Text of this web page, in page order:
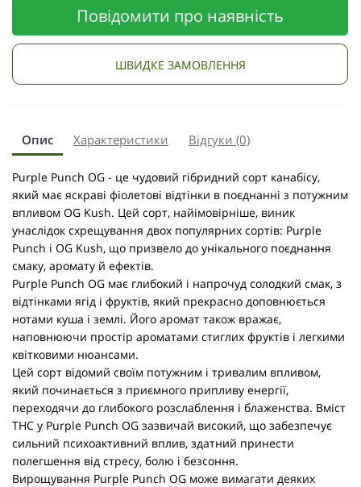
Повідомити про наявність
ШВИДКЕ ЗАМОВЛЕННЯ
Опис Характеристики Відгуки (0)
Purple Punch OG - це чудовий гібридний сорт канабісу,
який має яскраві фіолетові відтінки в поєднанні з потужним
впливом OG Kush. Цей сорт, найімовірніше, виник
унаслідок схрещування двох популярних сортів: Purple
Punch і OG Kush, що призвело до унікального поєднання
смаку, аромату й ефектів.
Purple Punch OG має глибокий і напрочуд солодкий смак, з
відтінками ягід і фруктів, який прекрасно доповнюється
нотами куша і землі. Його аромат також вражає,
наповнюючи простір ароматами стиглих фруктів і легкими
квітковими нюансами.
Цей сорт відомий своїм потужним і тривалим впливом,
який починається з приємного припливу енергії,
переходячи до глибокого розслаблення і блаженства. Вміст
THC у Purple Punch OG зазвичай високий, що забезпечує
сильний психоактивний вплив, здатний принести
полегшення від стресу, болю і безсоння.
Вирощування Purple Punch OG може вимагати деяких